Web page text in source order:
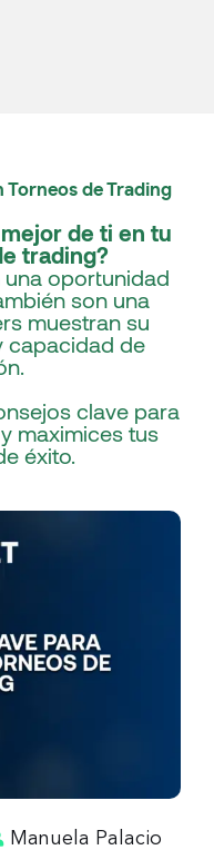
Torneos de Trading
de ti en tu
trading?
oportunidad
son una
muestran su
capacidad de
clave para
maximices tus
éxito.
Manuela Palacio